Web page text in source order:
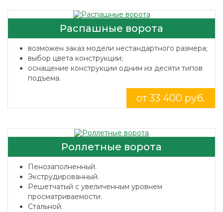
Распашные ворота
возможен заказ модели нестандартного размера;
выбор цвета конструкции;
оснащение конструкции одним из десяти типов
подъема.
от 33 400 руб.
Роллетные ворота
Пенозаполненный.
Экструдированный.
Решетчатый с увеличенным уровнем
просматриваемости.
Стальной.